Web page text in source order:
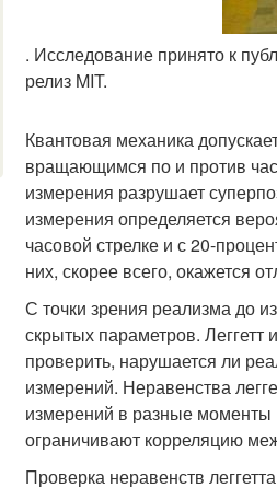
. Исследование принято к
релиз MIT.
Квантовая механика
вращающимся по и против
измерения разрушает
измерения определяется
часовой стрелке и с 20-
них, скорее всего, окажется
С точки зрения реализма до
скрытых параметров.
проверить, нарушается ли
измерений. Неравенства
измерений в разные
ограничивают корреляцию
Проверка неравенств